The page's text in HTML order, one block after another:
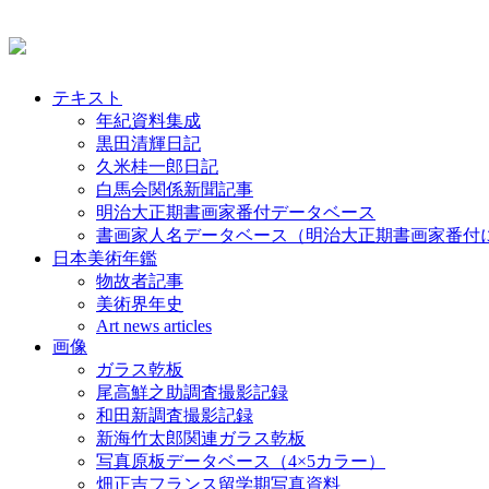
テキスト
年紀資料集成
黒田清輝日記
久米桂一郎日記
白馬会関係新聞記事
明治大正期書画家番付データベース
書画家人名データベース（明治大正期書画家番付
日本美術年鑑
物故者記事
美術界年史
Art news articles
画像
ガラス乾板
尾高鮮之助調査撮影記録
和田新調査撮影記録
新海竹太郎関連ガラス乾板
写真原板データベース（4×5カラー）
畑正吉フランス留学期写真資料